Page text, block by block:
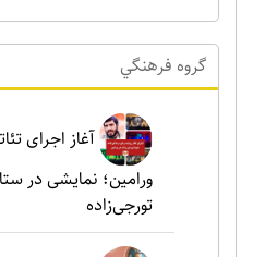
گروه فرهنگي
آغاز اجرای
ورامین؛ نمایشی در
تورجی‌زاده